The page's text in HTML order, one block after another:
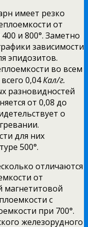
имеет резко
от
и 800°. Заметно
зависимости
эпидозитов.
во всем
0,04Кал/г.
разновидностей
от 0,08 до
о
для них
500°.
отличаются
от
магнетитовой
с
при 700°.
железорудного